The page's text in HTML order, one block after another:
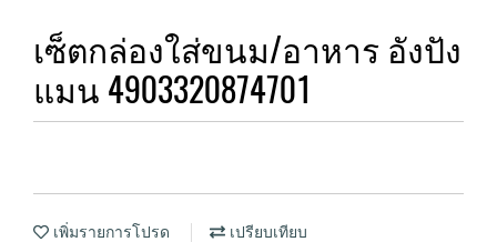
เซ็ตกล่องใส่ขนม/อาหาร อังปัง
แมน 4903320874701
เพิ่มรายการโปรด เปรียบเทียบ